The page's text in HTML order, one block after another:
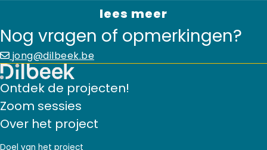
lees meer
Nog vragen of opmerkingen?
jong@dilbeek.be
Ontdek de projecten!
Zoom sessies
Over het project
Doel van het project